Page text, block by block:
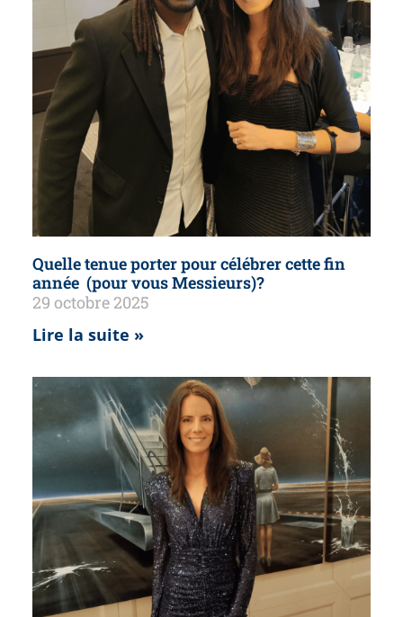
Quelle tenue porter pour célébrer cette fin
année (pour vous Messieurs)?
29 octobre 2025
Lire la suite »